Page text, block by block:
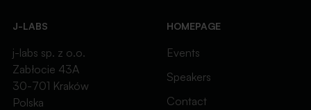
J-LABS
j-labs sp. z o.o.
Zabłocie 43A
30-701 Kraków
Polska
HOMEPAGE
Events
Speakers
Contact